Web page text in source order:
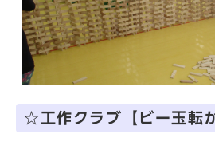
☆工作クラブ【ビー玉転